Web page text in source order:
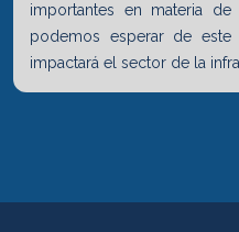
importantes en materia
podemos esperar de
impactará el sector de la